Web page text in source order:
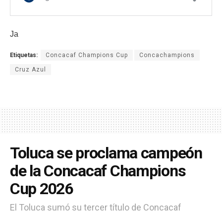
Ja
Etiquetas: Concacaf Champions Cup Concachampions
Cruz Azul
Toluca se proclama campeón
de la Concacaf Champions
Cup 2026
El Toluca sumó su tercer título de Concacaf